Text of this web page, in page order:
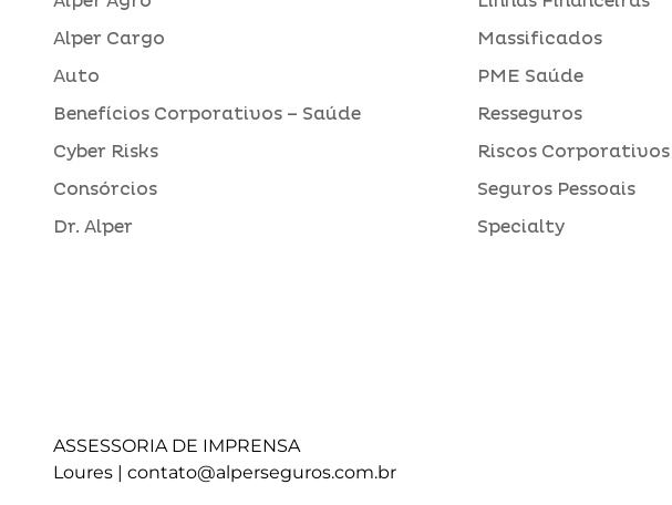
Alper Cargo
Auto
Benefícios Corporativos – Saúde
Cyber Risks
Consórcios
Dr. Alper
Massificados
PME Saúde
Resseguros
Riscos Corporativos
Seguros Pessoais
Specialty
ASSESSORIA DE IMPRENSA
Loures | contato@alperseguros.com.br